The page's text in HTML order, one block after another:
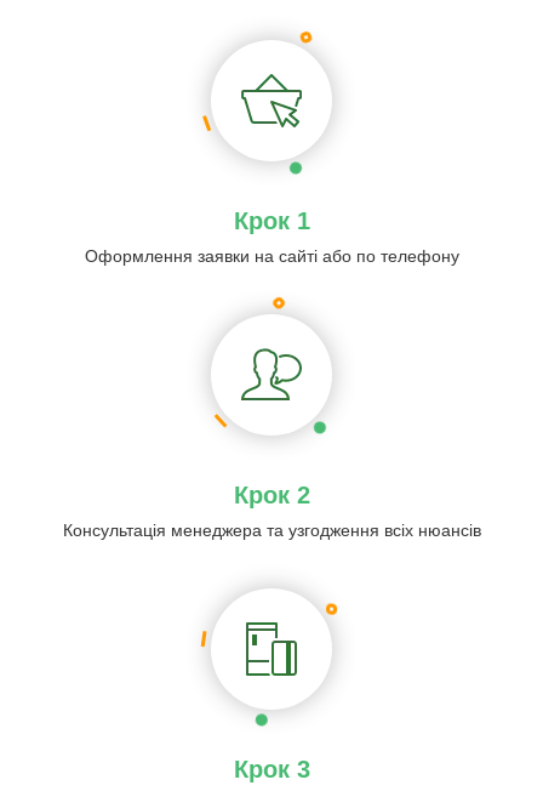
Крок 1
Оформлення заявки на сайті або по телефону
Крок 2
Консультація менеджера та узгодження всіх нюансів
Крок 3